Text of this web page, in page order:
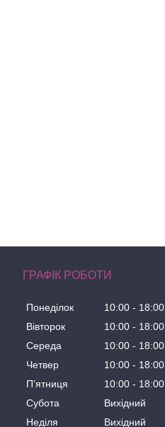
ГРАФІК РОБОТИ
Понеділок 10:00
18:00
Вівторок
10:00
18:00
Середа
10:00
18:00
Четвер
10:00
18:00
Пʼятниця
10:00
18:00
Субота
Вихідний
Неділя
Вихідний